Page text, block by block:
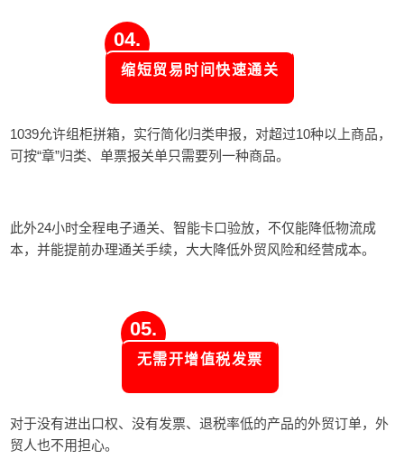
04.
缩短贸易时间快速通关
1039允许组柜拼箱，实行简化归类申报，对超过10种以上商品，
可按“章”归类、单票报关单只需要列一种商品。
此外24小时全程电子通关、智能卡口验放，不仅能降低物流成
本，并能提前办理通关手续，大大降低外贸风险和经营成本。
05.
无需开增值税发票
对于没有进出口权、没有发票、退税率低的产品的外贸订单，外
贸人也不用担心。